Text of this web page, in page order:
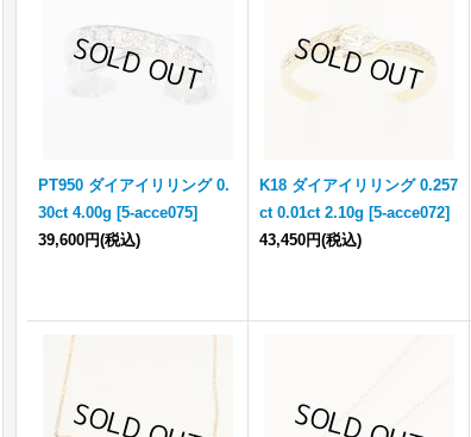
PT950 ダイアイリリング 0.
30ct 4.00g [5-acce075]
39,600円(税込)
K18 ダイアイリリング 0.257
ct 0.01ct 2.10g [5-acce072]
43,450円(税込)